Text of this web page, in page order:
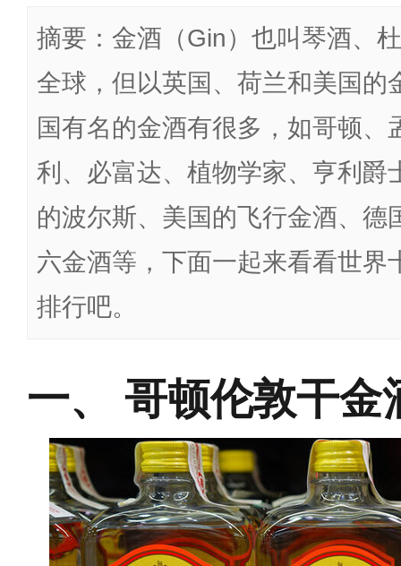
摘要：金酒（Gin）也叫琴酒、
全球，但以英国、荷兰和美国的
国有名的金酒有很多，如哥顿、
利、必富达、植物学家、亨利爵
的波尔斯、美国的飞行金酒、德
六金酒等，下面一起来看看世界
排行吧。
哥顿伦敦干金